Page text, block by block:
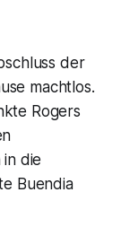
der
machtlos.
Rogers
die
Buendia